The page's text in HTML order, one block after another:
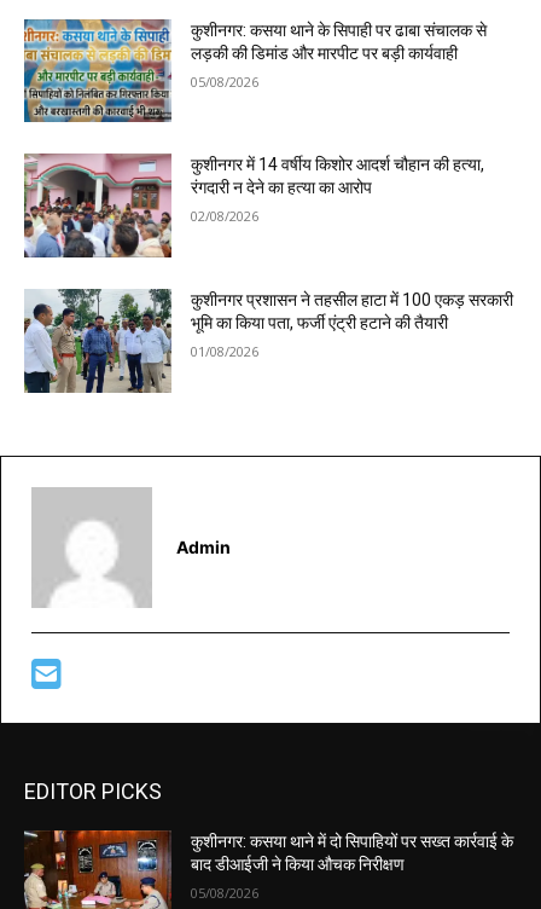
कुशीनगर: कसया थाने के सिपाही पर ढाबा संचालक से
लड़की की डिमांड और मारपीट पर बड़ी कार्यवाही
05/08/2026
कुशीनगर में 14 वर्षीय किशोर आदर्श चौहान की हत्या,
रंगदारी न देने का हत्या का आरोप
02/08/2026
कुशीनगर प्रशासन ने तहसील हाटा में 100 एकड़ सरकारी
भूमि का किया पता, फर्जी एंट्री हटाने की तैयारी
01/08/2026
Admin
EDITOR PICKS
कुशीनगर: कसया थाने में दो सिपाहियों पर सख्त कार्रवाई के
बाद डीआईजी ने किया औचक निरीक्षण
05/08/2026